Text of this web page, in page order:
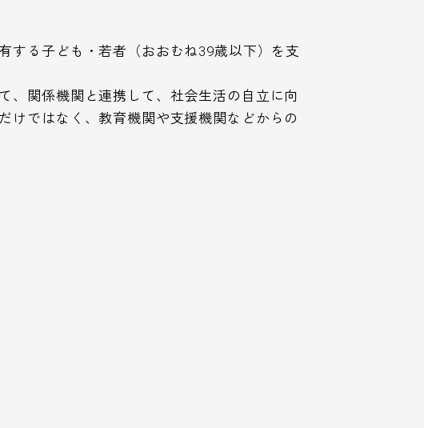
する子ども・若者（おおむね39歳以下）を支
、関係機関と連携して、社会生活の自立に向
けではなく、教育機関や支援機関などからの